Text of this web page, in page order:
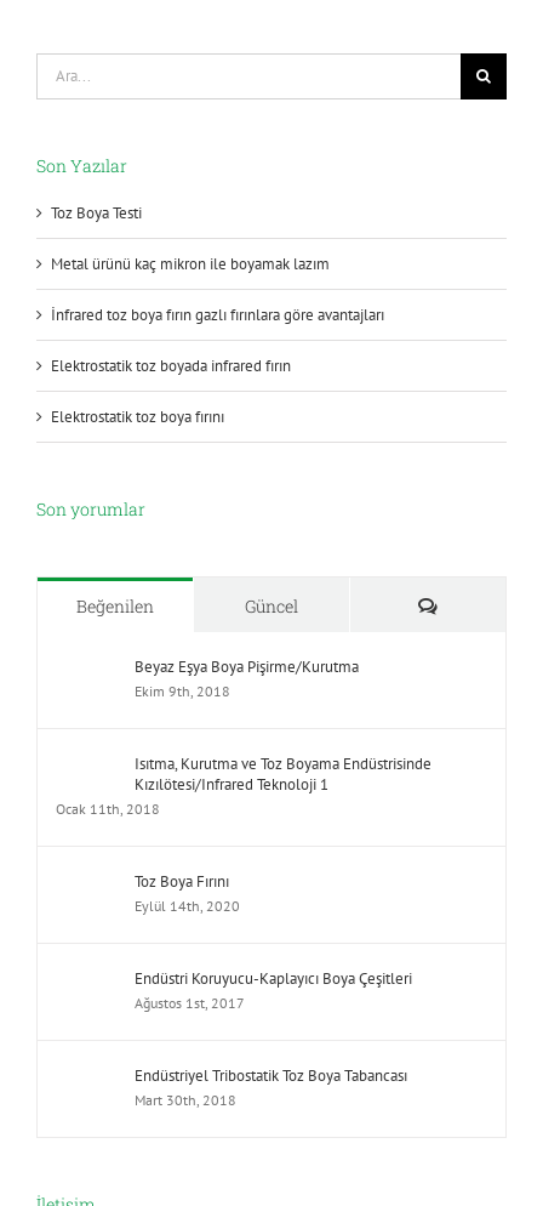
Son Yazılar
Toz Boya Testi
Metal ürünü kaç mikron ile boyamak lazım
İnfrared toz boya fırın gazlı fırınlara göre avantajları
Elektrostatik toz boyada infrared fırın
Elektrostatik toz boya fırını
Son yorumlar
Beğenilen Güncel Yorumlar
Beyaz Eşya Boya Pişirme/Kurutma
Ekim 9th, 2018
Isıtma, Kurutma ve Toz Boyama Endüstrisinde
Kızılötesi/Infrared Teknoloji 1
Ocak 11th, 2018
Toz Boya Fırını
Eylül 14th, 2020
Endüstri Koruyucu-Kaplayıcı Boya Çeşitleri
Ağustos 1st, 2017
Endüstriyel Tribostatik Toz Boya Tabancası
Mart 30th, 2018